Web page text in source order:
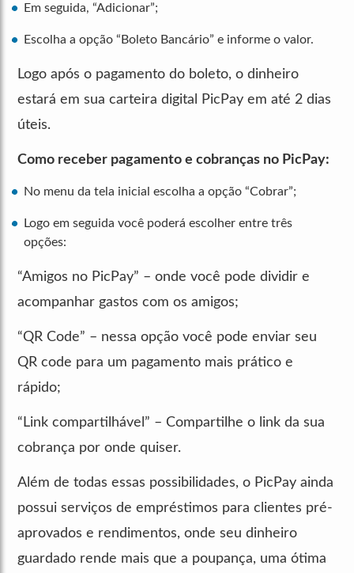
Em seguida, “Adicionar”;
Escolha a opção “Boleto Bancário” e informe o valor.
Logo após o pagamento do boleto, o dinheiro
estará em sua carteira digital PicPay em até 2 dias
úteis.
Como receber pagamento e cobranças no PicPay:
No menu da tela inicial escolha a opção “Cobrar”;
Logo em seguida você poderá escolher entre três
opções:
“Amigos no PicPay” – onde você pode dividir e
acompanhar gastos com os amigos;
“QR Code” – nessa opção você pode enviar seu
QR code para um pagamento mais prático e
rápido;
“Link compartilhável” – Compartilhe o link da sua
cobrança por onde quiser.
Além de todas essas possibilidades, o PicPay ainda
possui serviços de empréstimos para clientes pré-
aprovados e rendimentos, onde seu dinheiro
guardado rende mais que a poupança, uma ótima